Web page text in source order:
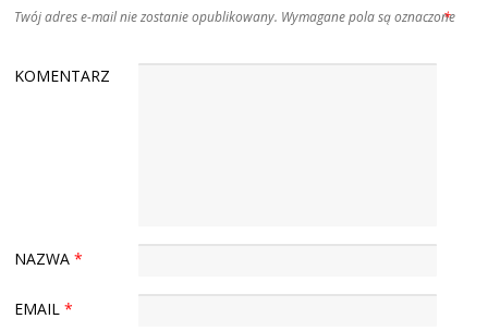
Twój adres e-mail nie zostanie opublikowany. Wymagane pola są oznaczone
*
KOMENTARZ
NAZWA*
EMAIL*